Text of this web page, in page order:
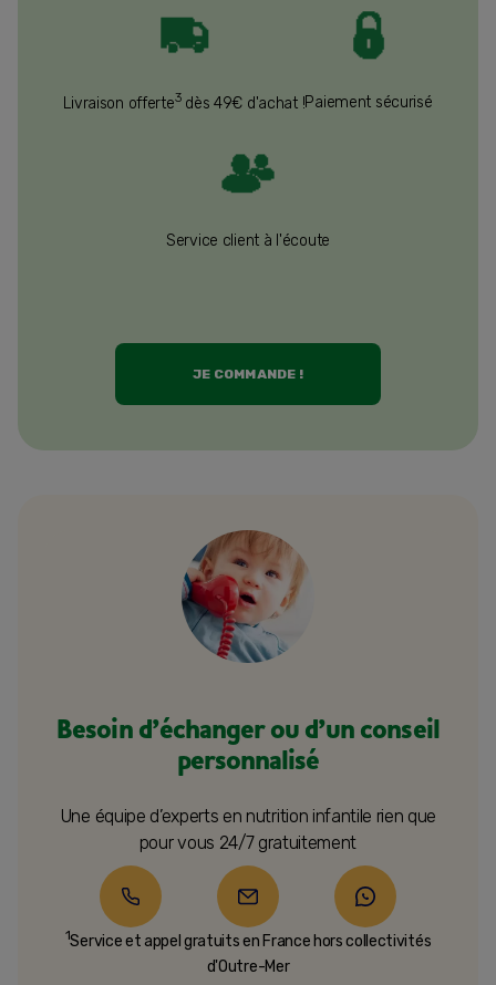
Livraison offerte3dès 49€ d'achat !Paiement sécurisé
Service client à l'écoute
JE COMMANDE !
Besoin d’échanger ou d’un conseil
personnalisé
Une équipe d’experts en nutrition infantile rien que
pour vous 24/7 gratuitement
1Service et appel gratuits en France hors collectivités
d'Outre-Mer​